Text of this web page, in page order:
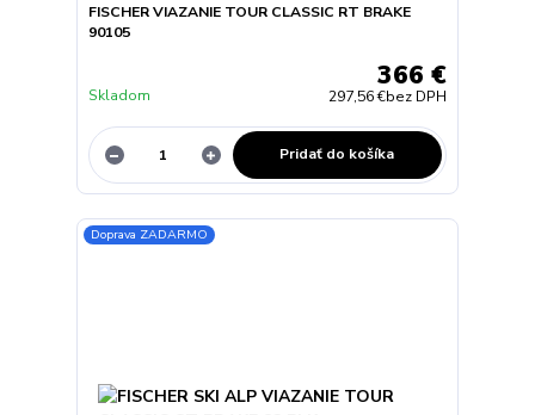
FISCHER VIAZANIE TOUR CLASSIC RT BRAKE
90105
366 €
297,56 €bez DPH
Skladom
Pridať do košíka
Doprava ZADARMO